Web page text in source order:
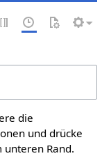
die
und drücke
unteren Rand.